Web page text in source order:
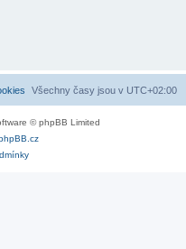
Všechny časy jsou v UTC+02:00
© phpBB Limited